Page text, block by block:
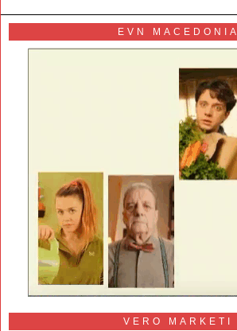
EVN MACEDONIA
VERO MARKETI